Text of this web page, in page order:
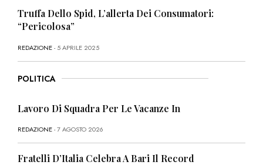
Truffa Dello Spid, L’allerta Dei Consumatori:
“Pericolosa”
REDAZIONE- 5 APRILE 2025
POLITICA
Lavoro Di Squadra Per Le Vacanze In
REDAZIONE- 7 AGOSTO 2026
Fratelli D’Italia Celebra A Bari Il Record